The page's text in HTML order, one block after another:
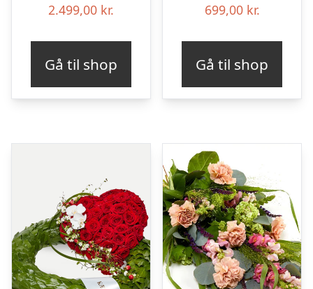
2.499,00 kr.
Gå til shop
699,00 kr.
Gå til shop